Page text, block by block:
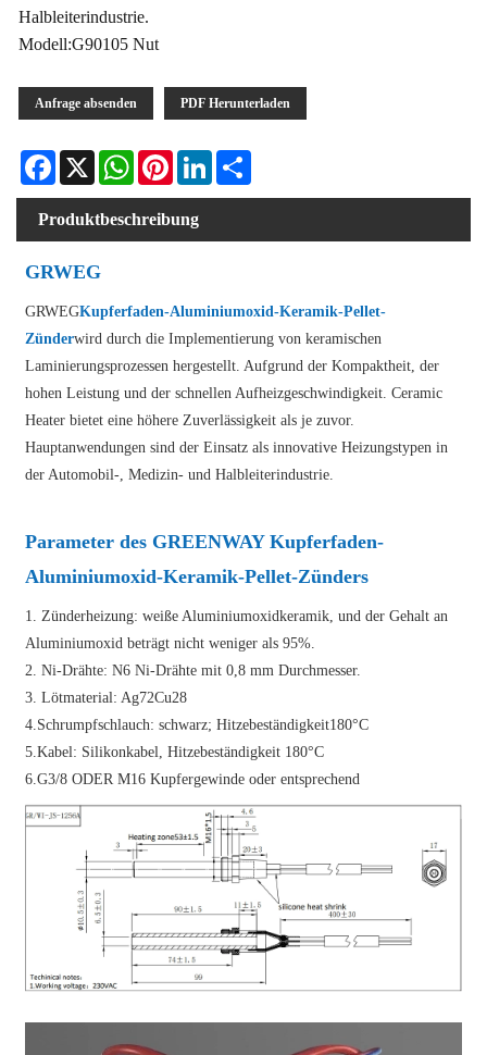
Halbleiterindustrie.
Modell:G90105 Nut
Anfrage absenden PDF Herunterladen
Facebook
X WhatsAppPinterestLinkedIn
Produktbeschreibung
GRWEG
GRWEGKupferfaden-Aluminiumoxid-Keramik-Pellet-
Zünderwird durch die Implementierung von keramischen
Laminierungsprozessen hergestellt. Aufgrund der Kompaktheit, der
hohen Leistung und der schnellen Aufheizgeschwindigkeit. Ceramic
Heater bietet eine höhere Zuverlässigkeit als je zuvor.
Hauptanwendungen sind der Einsatz als innovative Heizungstypen in
der Automobil-, Medizin- und Halbleiterindustrie.
Parameter des GREENWAY Kupferfaden-
Aluminiumoxid-Keramik-Pellet-Zünders
1. Zünderheizung: weiße Aluminiumoxidkeramik, und der Gehalt an
Aluminiumoxid beträgt nicht weniger als 95%.
2. Ni-Drähte: N6 Ni-Drähte mit 0,8 mm Durchmesser.
3. Lötmaterial: Ag72Cu28
4.Schrumpfschlauch: schwarz; Hitzebeständigkeit180°C
5.Kabel: Silikonkabel, Hitzebeständigkeit 180°C
6.G3/8 ODER M16 Kupfergewinde oder entsprechend